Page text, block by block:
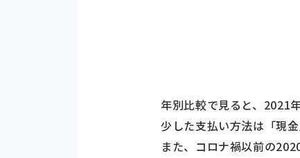
年別比較で見ると、2021
少した支払い方法は「現
また、コロナ禍以前の